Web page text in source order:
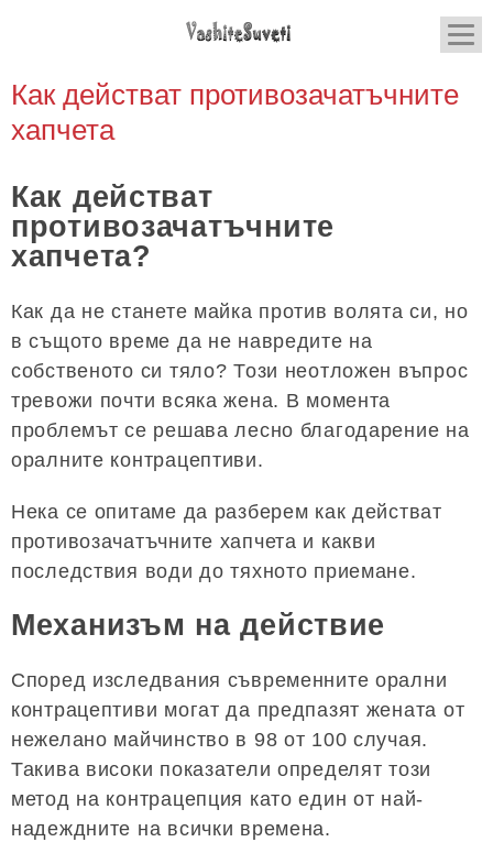
Как действат противозачатъчните
хапчета
Как действат
противозачатъчните
хапчета?
Как да не станете майка против волята си, но
в същото време да не навредите на
собственото си тяло? Този неотложен въпрос
тревожи почти всяка жена. В момента
проблемът се решава лесно благодарение на
оралните контрацептиви.
Нека се опитаме да разберем как действат
противозачатъчните хапчета и какви
последствия води до тяхното приемане.
Механизъм на действие
Според изследвания съвременните орални
контрацептиви могат да предпазят жената от
нежелано майчинство в 98 от 100 случая.
Такива високи показатели определят този
метод на контрацепция като един от най-
надеждните на всички времена.